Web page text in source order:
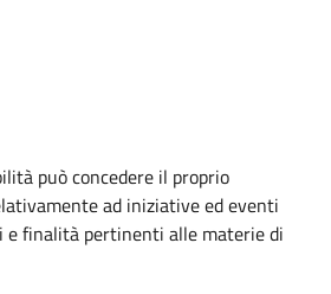
può concedere il proprio
ad iniziative ed eventi
e finalità pertinenti alle materie di